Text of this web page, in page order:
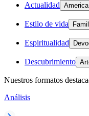
Actualidad
Estilo de vida
Espiritualidad
Descubrimiento
Nuestros formatos
Análisis